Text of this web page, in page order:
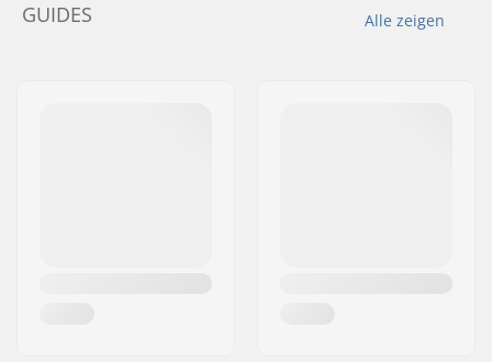
Alle zeigen
GUIDES